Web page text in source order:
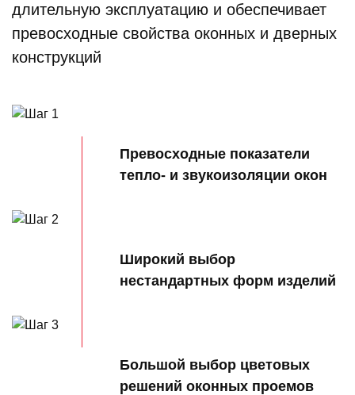
длительную эксплуатацию и обеспечивает
превосходные свойства оконных и дверных
конструкций
Превосходные показатели
тепло- и звукоизоляции окон
Широкий выбор
нестандартных форм изделий
Большой выбор цветовых
решений оконных проемов